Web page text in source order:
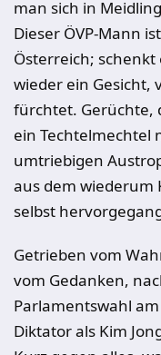
man sich in
Dieser ÖVP-Mann
Österreich;
wieder ein Gesicht,
fürchtet. Gerüchte,
ein Techtelmechtel
umtriebigen
aus dem wiederum
selbst
Getrieben vom
vom Gedanken,
Parlamentswahl
Diktator als Kim